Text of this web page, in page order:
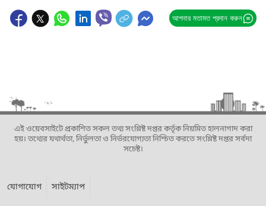
আপনার মতামত প্রদান করুন
এই ওয়েবসাইটে প্রকাশিত সকল তথ্য সংশ্লিষ্ট দপ্তর কর্তৃক নিয়মিত হালনাগাদ করা
হয়। তথ্যের যথার্থতা, নির্ভুলতা ও নির্ভরযোগ্যতা নিশ্চিত করতে সংশ্লিষ্ট দপ্তর সর্বদা
সচেষ্ট।
যোগাযোগ সাইটম্যাপ